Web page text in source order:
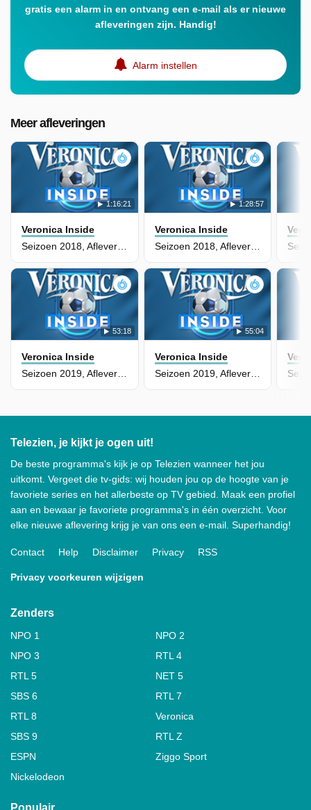
gratis een alarm in en ontvang een e-mail als er nieuwe
afleveringen zijn. Handig!
Alarm instellen
Meer afleveringen
1:16:21
Veronica Inside
Seizoen 2018, Aflevering 60
1:28:57
Veronica Inside
Seizoen 2018, Aflevering 56
53:18
Veronica Inside
55:04
Veronica Inside
Seizoen 2019, Aflevering 76
Telezien, je kijkt je ogen uit!
De beste programma's kijk je op Telezien wanneer het jou
uitkomt. Vergeet die tv-gids: wij houden jou op de hoogte van je
favoriete series en het allerbeste op TV gebied. Maak een profiel
aan en bewaar je favoriete programma's in één overzicht. Voor
elke nieuwe aflevering krijg je van ons een e-mail. Superhandig!
Contact Help Disclaimer Privacy RSS
Privacy voorkeuren wijzigen
Zenders
NPO 1
NPO 2
NPO 3
RTL 4
RTL 5
NET 5
SBS 6
RTL 7
RTL 8
Veronica
SBS 9
RTL Z
ESPN
Ziggo Sport
Nickelodeon
Populair